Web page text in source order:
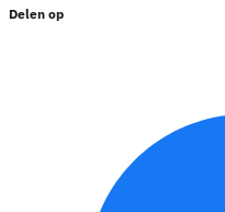
Delen op